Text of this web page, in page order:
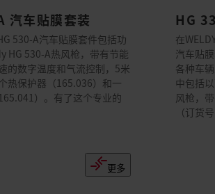
汽车贴膜套装
530-A汽车贴膜套件包括功
HG 530-A热风枪，带有节能
的数字温度和气流控制，5米
热保护器（165.036）和一
）。有了这个专业的
更多
HG
在
汽车贴
各种车
中包括
风枪，
（订货